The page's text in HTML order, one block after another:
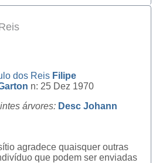
dos Reis Filipe
n: 25 Dez 1970
árvores: Desc Johann
agradece quaisquer outras
que podem ser enviadas